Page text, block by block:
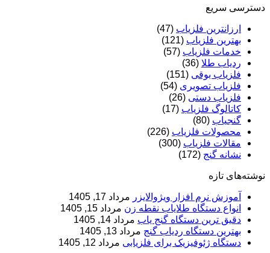
دسترسی سریع
ارزانترین فلزیاب (47)
بهترین فلزیاب (121)
خدمات فلزیاب (57)
ردیاب طلا (36)
فلزیاب بوقی (151)
فلزیاب تصویری (54)
فلزیاب دستی (26)
کاتالوگ فلزیاب (17)
گنجیاب (80)
محصولات فلزیاب (226)
مقالات فلزیاب (300)
نشانه گنج (172)
نوشته‌های تازه
آموزش نرم‌ افزار ویژوالایزر مرداد 17, 1405
انواع دستگاه طلایاب نقطه زن مرداد 15, 1405
دقیق ترین دستگاه گنج یاب مرداد 14, 1405
بهترین دستگاه ردیاب گنج مرداد 13, 1405
دستگاه ژئوفیزیک برای فلزیابی مرداد 12, 1405